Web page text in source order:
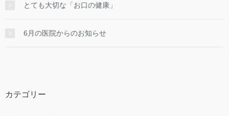
とても大切な「お口の健康」
6月の医院からのお知らせ
カテゴリー